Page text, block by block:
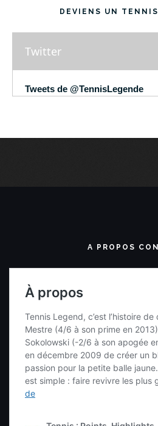
DEVIENS UN
Twitter
Tweets de @TennisLegende
A PROPOS